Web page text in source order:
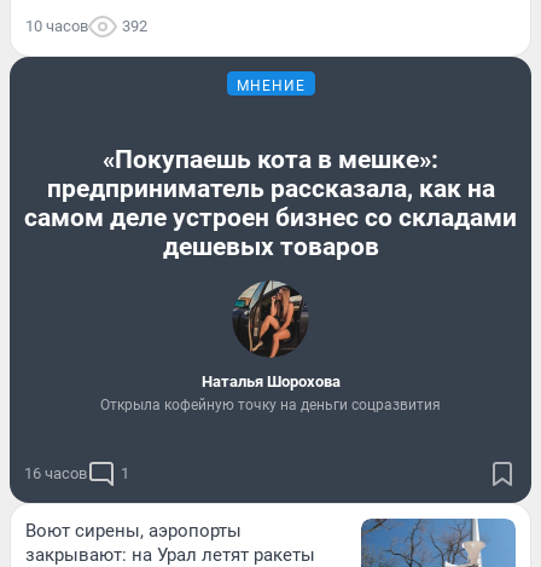
10 часов 392
МНЕНИЕ
«Покупаешь кота в мешке»:
предприниматель рассказала, как на
самом деле устроен бизнес со складами
дешевых товаров
Наталья Шорохова
Открыла кофейную точку на деньги соцразвития
16 часов 1
Воют сирены, аэропорты
закрывают: на Урал летят ракеты